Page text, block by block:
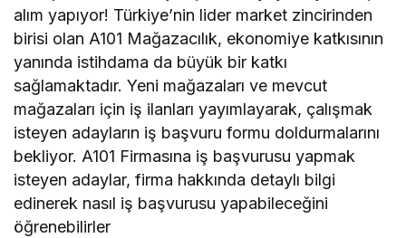
alım yapıyor! Türkiye’nin lider market zincirinden
birisi olan A101 Mağazacılık, ekonomiye katkısının
yanında istihdama da büyük bir katkı
sağlamaktadır. Yeni mağazaları ve mevcut
mağazaları için iş ilanları yayımlayarak, çalışmak
isteyen adayların iş başvuru formu doldurmalarını
bekliyor. A101 Firmasına iş başvurusu yapmak
isteyen adaylar, firma hakkında detaylı bilgi
edinerek nasıl iş başvurusu yapabileceğini
öğrenebilirler